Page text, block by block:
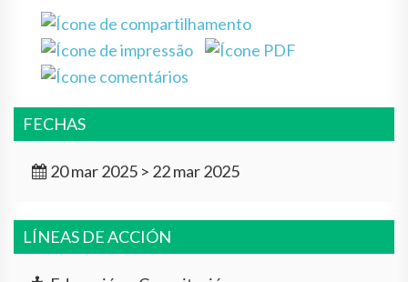
FECHAS
20 mar 2025 > 22 mar 2025
LÍNEAS DE ACCIÓN